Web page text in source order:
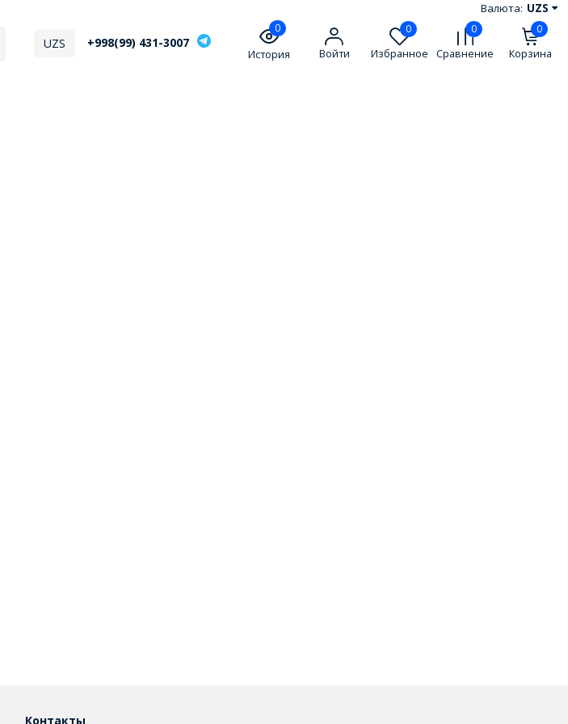
Валюта: UZS
UZS +998(99) 431-3007
0
История
Войти
0
Избранное
0
Сравнение
0
Корзина
Контакты